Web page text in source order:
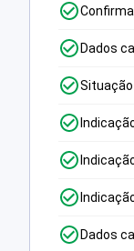
Dados
Situação
Dados